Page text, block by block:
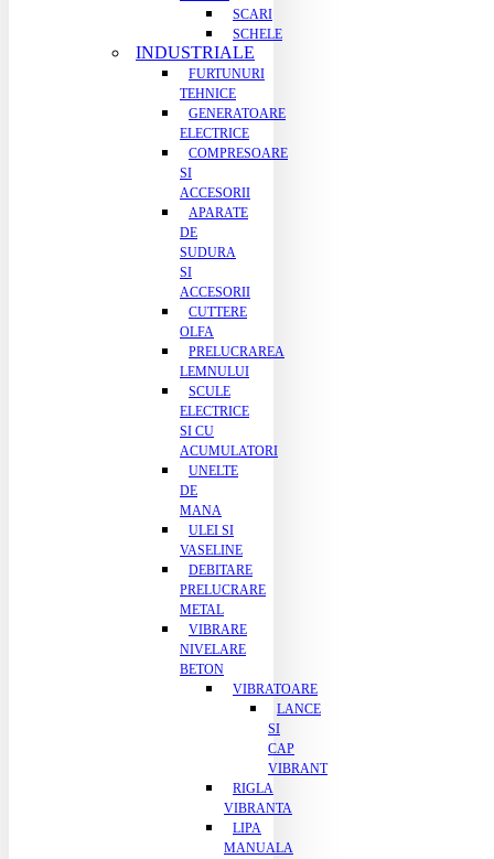
SCARI
SCHELE
INDUSTRIALE
FURTUNURI
TEHNICE
GENERATOARE
ELECTRICE
COMPRESOARE
SI
ACCESORII
APARATE
DE
SUDURA
SI
ACCESORII
CUTTERE
OLFA
PRELUCRAREA
LEMNULUI
SCULE
ELECTRICE
SI CU
ACUMULATORI
UNELTE
DE
MANA
ULEI SI
VASELINE
DEBITARE
PRELUCRARE
METAL
VIBRARE
NIVELARE
BETON
VIBRATOARE
LANCE
SI
CAP
VIBRANT
RIGLA
VIBRANTA
LIPA
MANUALA